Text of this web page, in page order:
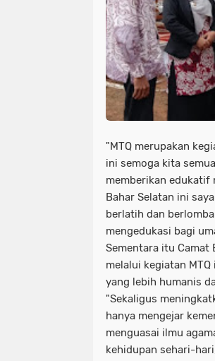
"MTQ merupakan
ini semoga kita
memberikan edukatif
Bahar Selatan ini
berlatih dan
mengedukasi bagi
Sementara itu Camat
melalui kegiatan
yang lebih humanis
"Sekaligus
hanya mengejar
menguasai ilmu
kehidupan sehari-